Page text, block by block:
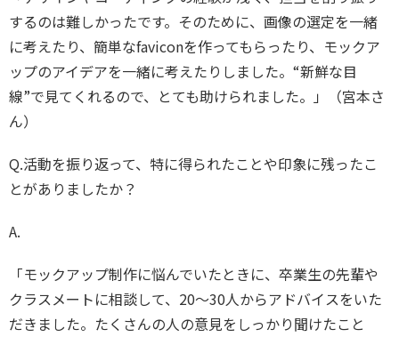
するのは難しかったです。そのために、画像の選定を一緒
に考えたり、簡単なfaviconを作ってもらったり、モックア
ップのアイデアを一緒に考えたりしました。“新鮮な目
線”で見てくれるので、とても助けられました。」（宮本さ
ん）
Q.活動を振り返って、特に得られたことや印象に残ったこ
とがありましたか？
A.
「モックアップ制作に悩んでいたときに、卒業生の先輩や
クラスメートに相談して、20〜30人からアドバイスをいた
だきました。たくさんの人の意見をしっかり聞けたこと